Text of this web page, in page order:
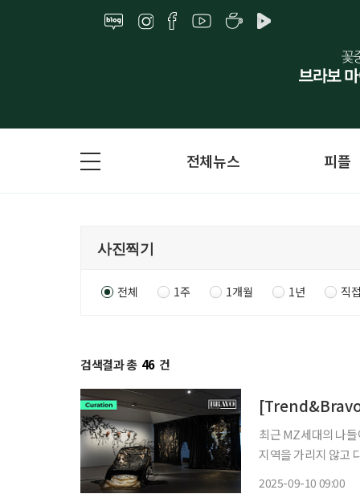
전체뉴스 피플
전체 1주 1개월 1년 직
검색결과 총 46 건
최근 MZ세대의 나
지역을 가리지 않고
2025-09-10 09:00